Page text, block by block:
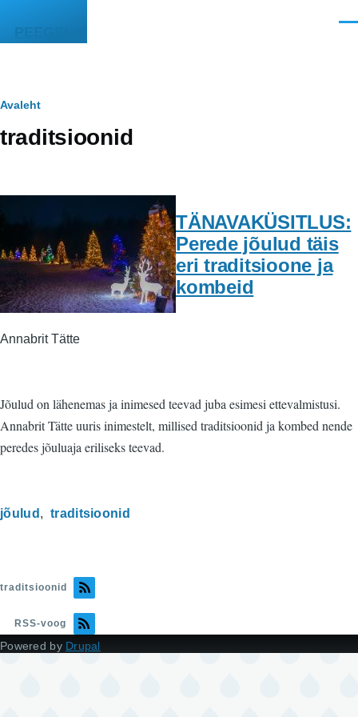
PEEGEL
Leivapuru
Avaleht
traditsioonid
TÄNAVAKÜSITLUS:
Perede jõulud täis
eri traditsioone ja
kombeid
Annabrit Tätte
Jõulud on lähenemas ja inimesed teevad juba esimesi ettevalmistusi.
Annabrit Tätte uuris inimestelt, millised traditsioonid ja kombed nende
peredes jõuluaja eriliseks teevad.
jõulud traditsioonid
traditsioonid
RSS-voog
Powered by Drupal